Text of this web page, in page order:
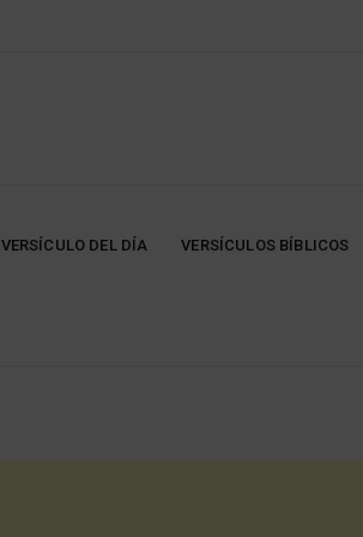
VERSÍCULO DEL DÍA VERSÍCULOS BÍBLICOS